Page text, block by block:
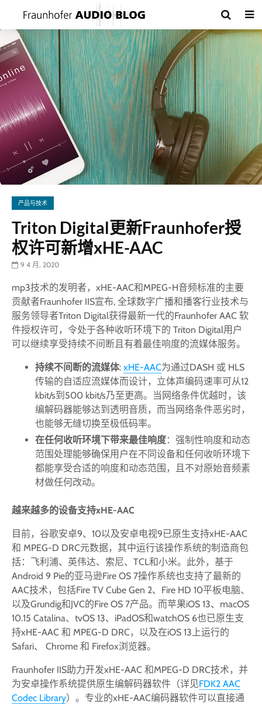
产品与技术
Triton Digital更新Fraunhofer授
权许可新增xHE-AAC
9 4 月, 2020
mp3技术的发明者，xHE-AAC和MPEG-H音频标准的主要
贡献者Fraunhofer IIS宣布, 全球数字广播和播客行业技术与
服务领导者Triton Digital获得最新一代的Fraunhofer AAC 软
件授权许可，令处于各种收听环境下的 Triton Digital用户
可以继续享受持续不间断且有着最佳响度的流媒体服务。
持续不间断的流媒体: xHE-AAC为通过DASH 或 HLS
传输的自适应流媒体而设计，立体声编码速率可从12
kbit/s到500 kbit/s乃至更高。当网络条件优越时，该
编解码器能够达到透明音质，而当网络条件恶劣时，
也能够无缝切换至极低码率。
在任何收听环境下带来最佳响度：强制性响度和动态
范围处理能够确保用户在不同设备和任何收听环境下
都能享受合适的响度和动态范围，且不对原始音频素
材做任何改动。
越来越多的设备支持xHE-AAC
目前，谷歌安卓9、10以及安卓电视9已原生支持xHE-AAC
和 MPEG-D DRC元数据，其中运行该操作系统的制造商包
括：飞利浦、英伟达、索尼、TCL和小米。此外，基于
Android 9 Pie的亚马逊Fire OS 7操作系统也支持了最新的
AAC技术，包括Fire TV Cube Gen 2、Fire HD 10平板电脑、
以及Grundig和JVC的Fire OS 7产品。而苹果iOS 13、macOS
10.15 Catalina、tvOS 13、iPadOS和watchOS 6也已原生支
持xHE-AAC 和 MPEG-D DRC，以及在iOS 13上运行的
Safari、 Chrome 和 Firefox浏览器。
Fraunhofer IIS助力开发xHE-AAC 和MPEG-D DRC技术，并
为安卓操作系统提供原生编解码器软件（详见FDK2 AAC
Codec Library）。专业的xHE-AAC编码器软件可以直接通